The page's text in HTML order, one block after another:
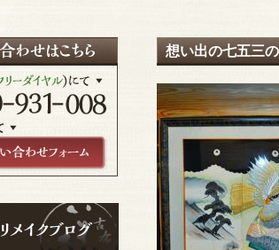
想い出の七五三